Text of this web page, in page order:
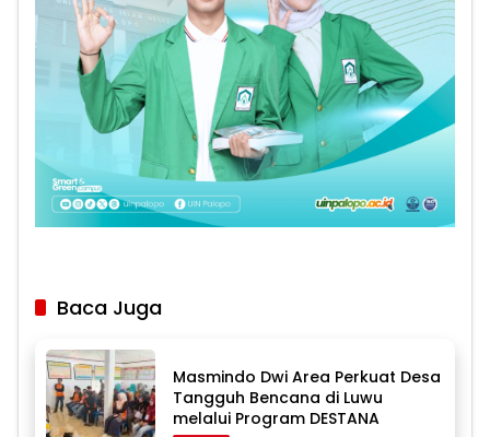
Baca Juga
Masmindo Dwi Area Perkuat Desa
Tangguh Bencana di Luwu
melalui Program DESTANA